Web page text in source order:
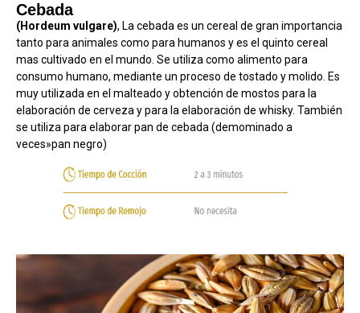
Cebada
(Hordeum vulgare), La cebada es un cereal de gran importancia
tanto para animales como para humanos y es el quinto cereal
mas cultivado en el mundo. Se utiliza como alimento para
consumo humano, mediante un proceso de tostado y molido. Es
muy utilizada en el malteado y obtención de mostos para la
elaboración de cerveza y para la elaboración de whisky. También
se utiliza para elaborar pan de cebada (demominado a
veces»pan negro)